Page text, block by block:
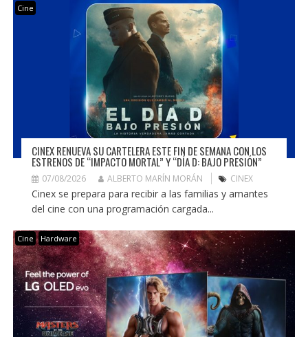
Cine
CINEX RENUEVA SU CARTELERA ESTE FIN DE SEMANA CON LOS
ESTRENOS DE “IMPACTO MORTAL” Y “DÍA D: BAJO PRESIÓN”
07/08/2026 ALBERTO MARÍN MORÁN CINEX
Cinex se prepara para recibir a las familias y amantes
del cine con una programación cargada...
Cine Hardware